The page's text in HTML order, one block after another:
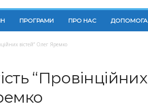
ПРОГРАМИ ПРО НАС ДОПОМОГА
вістей” Олег Яремко
“Провінційних